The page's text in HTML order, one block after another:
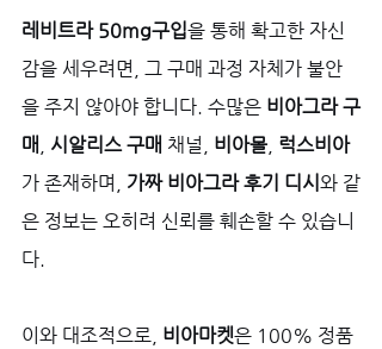
레비트라 50mg구입을 통해 확고한 자신
감을 세우려면, 그 구매 과정 자체가 불안
을 주지 않아야 합니다. 수많은 비아그라 구
매
시알리스 구매 채널, 비아몰 럭스비아
가 존재하며, 가짜 비아그라 후기 디시 와 같
은 정보는 오히려 신뢰를 훼손할 수 있습니
다.
이와 대조적으로, 비아마켓은 100% 정품